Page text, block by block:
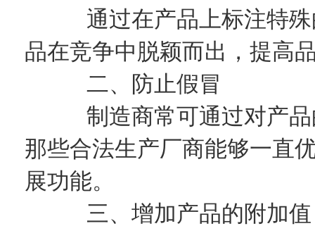
通过在产品上标注特殊
品在竞争中脱颖而出，提高
二、防止假冒
制造商常可通过对产品
那些合法生产厂商能够一直
展功能。
三、增加产品的附加值